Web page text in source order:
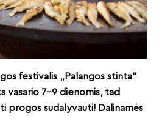
festivalis „Palangos stinta“
vasario 7–9 dienomis, tad
progos sudalyvauti! Dalinamės